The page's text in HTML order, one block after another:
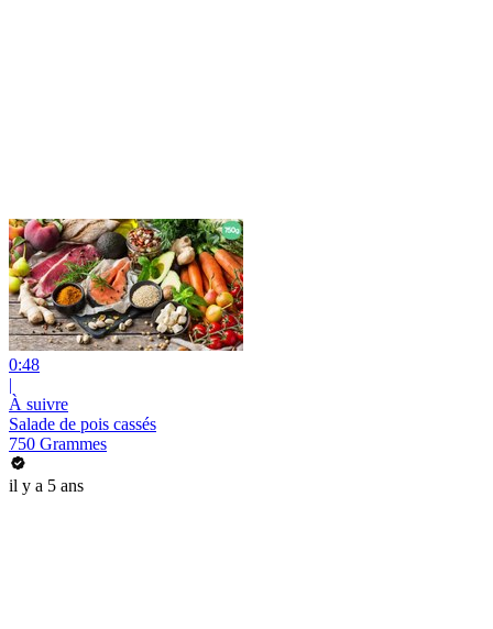
0:48
|
À suivre
Salade de pois cassés
750 Grammes
il y a 5 ans